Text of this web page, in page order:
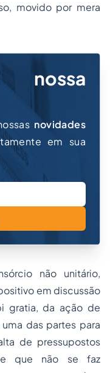
movido por mera
novidades
em sua
não unitário,
em discussão
gratia, da ação de
das partes para
de pressupostos
que não se faz